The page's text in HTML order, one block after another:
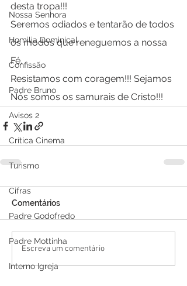
Nossa Senhora
Homilia Dominical
Confissão
Padre Bruno
Avisos 2
Crítica Cinema
Turismo
Cifras
Padre Godofredo
Padre Mottinha
Interno Igreja
desta tropa!!!
Seremos odiados e tentarão de todos
os modos que reneguemos a nossa
Fé.
Resistamos com coragem!!! Sejamos
Nós somos os samurais de Cristo!!!
Comentários
Escreva um comentário